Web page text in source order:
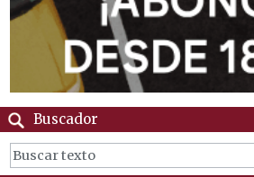
Buscador